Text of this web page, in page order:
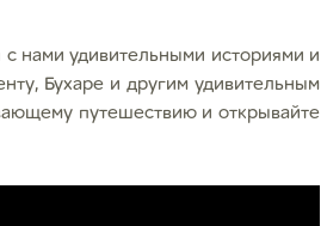
нами удивительными историями и
Бухаре и другим удивительным
путешествию и открывайте